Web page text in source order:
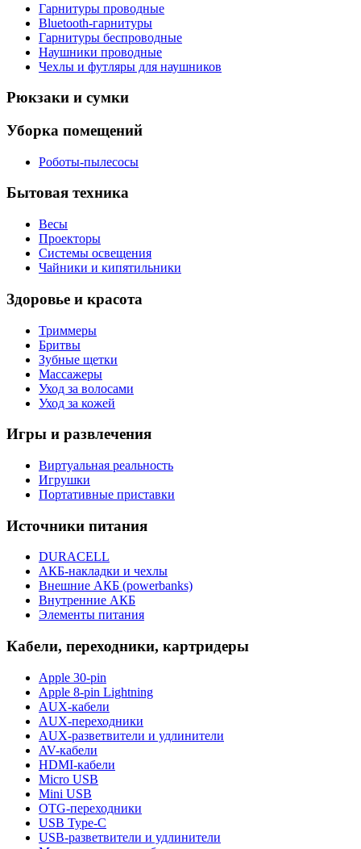
Гарнитуры проводные
Bluetooth-гарнитуры
Гарнитуры беспроводные
Наушники проводные
Чехлы и футляры для наушников
Рюкзаки и сумки
Уборка помещений
Роботы-пылесосы
Бытовая техника
Весы
Проекторы
Системы освещения
Чайники и кипятильники
Здоровье и красота
Триммеры
Бритвы
Зубные щетки
Массажеры
Уход за волосами
Уход за кожей
Игры и развлечения
Виртуальная реальность
Игрушки
Портативные приставки
Источники питания
DURACELL
АКБ-накладки и чехлы
Внешние АКБ (powerbanks)
Внутренние АКБ
Элементы питания
Кабели, переходники, картридеры
Apple 30-pin
Apple 8-pin Lightning
AUX-кабели
AUX-переходники
AUX-разветвители и удлинители
AV-кабели
HDMI-кабели
Micro USB
Mini USB
OTG-переходники
USB Type-C
USB-разветвители и удлинители